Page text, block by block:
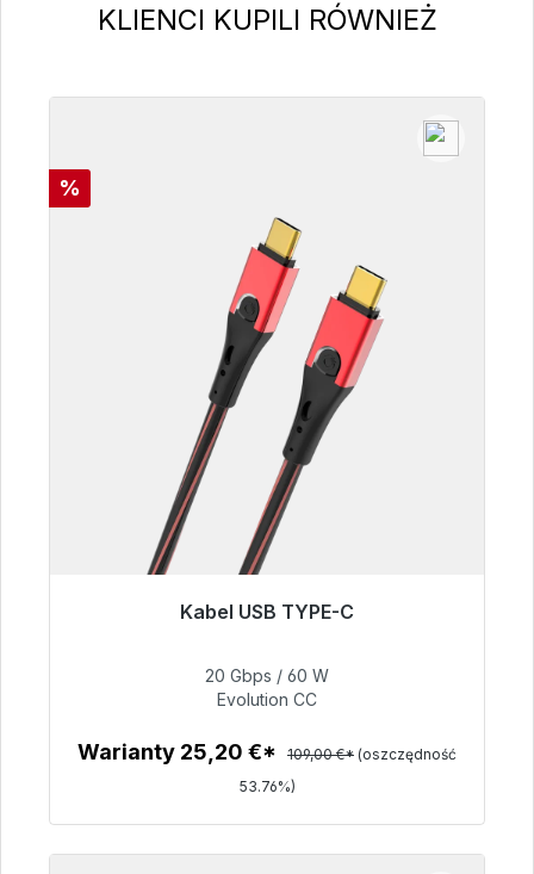
Pomiń galerię produktów
KLIENCI KUPILI RÓWNIEŻ
Rabat
%
Kabel USB TYPE-C
dostawy 48h*
Szczegóły
20 Gbps / 60 W
Evolution CC
Warianty 25,20 €* 109,00 €* (oszczędność
53.76%)